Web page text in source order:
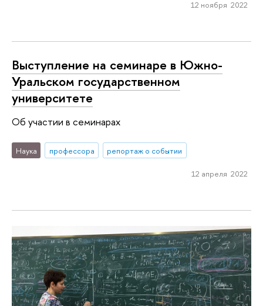
12 ноября 2022
Выступление на семинаре в Южно-
Уральском государственном
университете
Об участии в семинарах
Наука профессора репортаж о событии
12 апреля 2022